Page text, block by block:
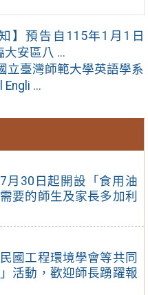
月30日起開設「食用油
要的師生及家長多加利
國工程環境學會等共同
活動，歡迎師長踴躍報
知】預告自115年1月1日
安區八 ...
立臺灣師範大學英語學系
...